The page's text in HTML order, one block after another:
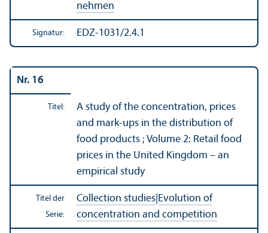
nehmen
Signatur: EDZ-1031/2.4.1
Nr. 16
Titel:
A study of the concentration, prices
and mark-ups in the distribution of
food products ; Volume 2: Retail food
prices in the United Kingdom – an
empirical study
Titel der
Serie:
Collection studies Evolution of
concentration and competition